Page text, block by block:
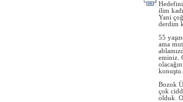
ilim
Yani
derdim
55
ama
eminiz.
konuştu.
Bozok
çok
olduk.